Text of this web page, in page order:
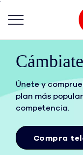
To
Content
Menú de barra de
Únete y
plan más
competencia.
Compra